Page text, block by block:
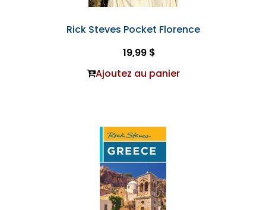
Rick Steves Pocket Florence
19,99 $
Ajoutez au panier